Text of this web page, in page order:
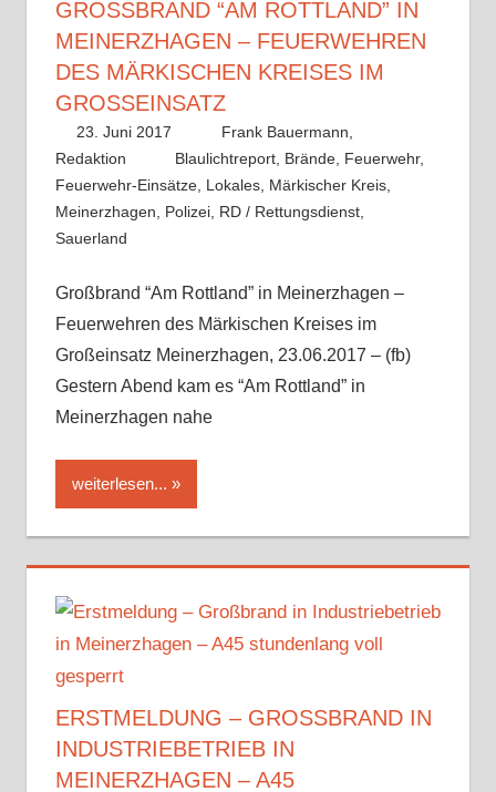
GROSSBRAND “AM ROTTLAND” IN M
EINERZHAGEN – FEUERWEHREN D
ES MÄRKISCHEN KREISES IM G
ROSSEINSATZ
23. Juni 2017
Frank Bauermann,
Redaktion
Blaulichtreport Brände Feuerwehr,
Feuerwehr-Einsätze, Lokales, Märkischer Kreis,
Meinerzhagen
Polizei, RD / Rettungsdienst,
Sauerland
Großbrand “Am Rottland” in Meinerzhagen –
Feuerwehren des Märkischen Kreises im
Großeinsatz Meinerzhagen, 23.06.2017 – (fb)
Gestern Abend kam es “Am Rottland” in
Meinerzhagen nahe
weiterlesen...
ERSTMELDUNG – GROSSBRAND IN I
NDUSTRIEBETRIEB IN M
EINERZHAGEN – A45 S